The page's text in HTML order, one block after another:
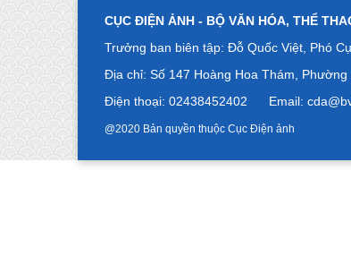
CỤC ĐIỆN ẢNH - BỘ VĂN HÓA, THỂ
Trưởng ban biên tập: Đỗ Quốc Việt, Phó
Địa chỉ: Số 147 Hoàng Hoa Thám, Phường
Điện thoại: 02438452402 Email:
@2020 Bản quyền thuộc Cục Điện ảnh